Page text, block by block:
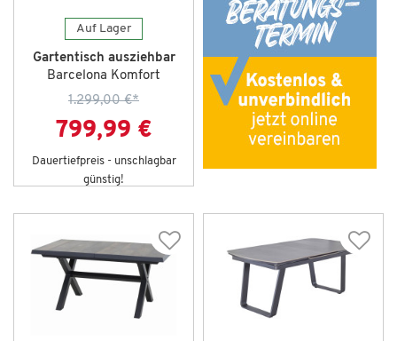
Auf Lager
Gartentisch ausziehbar
Barcelona Komfort
1.299,00 €*
799,99 €
Dauertiefpreis - unschlagbar
günstig!